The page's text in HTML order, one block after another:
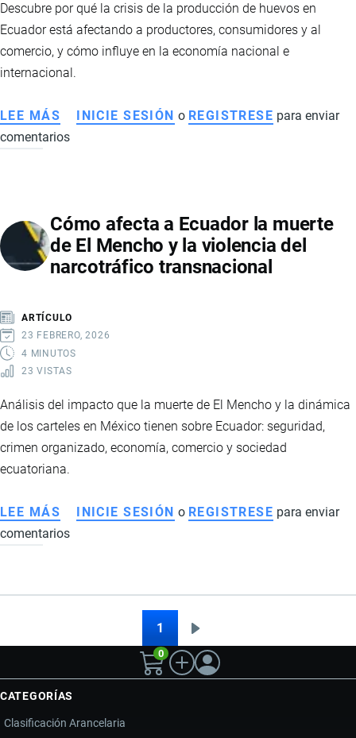
AUTOGENERACIÓN
Descubre por qué la crisis de la producción de huevos en
Ecuador está afectando a productores, consumidores y al
comercio, y cómo influye en la economía nacional e
internacional.
LEE MÁS SOBRE
CRISIS
EN
ECUADOR:
CAUSAS,
EFECTOS
ECONÓMICOS
INICIE SESIÓN o REGISTRESE para enviar
comentarios
Cómo afecta a Ecuador la muerte
de El Mencho y la violencia del
narcotráfico transnacional
ARTÍCULO
23 FEBRERO, 2026
4 MINUTOS
23 VISTAS
Análisis del impacto que la muerte de El Mencho y la dinámica
de los carteles en México tienen sobre Ecuador: seguridad,
crimen organizado, economía, comercio y sociedad
ecuatoriana.
LEE MÁS SOBRE
CÓMO
ECUADOR
EL
Y
INICIE SESIÓN o REGISTRESE para enviar
comentarios
1
página
0
CATEGORÍAS
Clasificación Arancelaria